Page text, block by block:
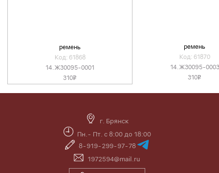
ремень
Код: 61868
14.Ж30095-0001
310v
ремень
Код: 61870
14.Ж30095-0003
310v
г. Брянск
Пн.- Пт. с 8:00 до 18:00
8-919-299-97-78
1972594@mail.ru